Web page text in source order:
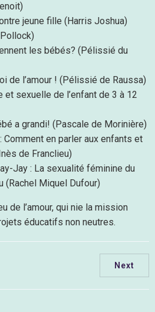
jeune fille (Harris Joshua)
les bébés? (Pélissié du
de l’amour ! (Pélissié de Raussa)
et sexuelle de l’enfant de 3 à 12
a grandi! (Pascale de Morinière)
Comment en parler aux enfants et
de Franclieu)
Jay : La sexualité féminine du
(Rachel Miquel Dufour)
de l’amour, qui nie la mission
éducatifs non neutres.
Next